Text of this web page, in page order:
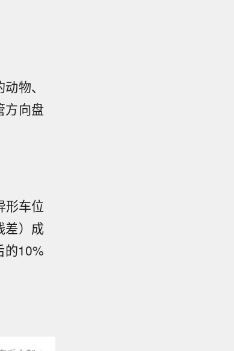
物、
方向盘
形车位
差）成
的10%